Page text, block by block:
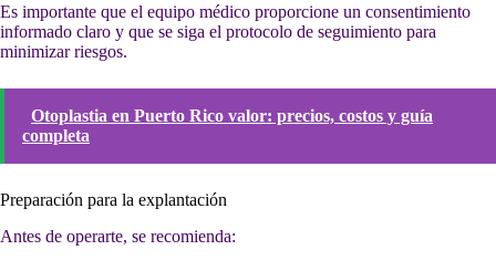
Es importante que el equipo médico proporcione un consentimiento
informado claro y que se siga el protocolo de seguimiento para
minimizar riesgos.
Otoplastia en Puerto Rico valor: precios, costos y guía
completa
Preparación para la explantación
Antes de operarte, se recomienda: